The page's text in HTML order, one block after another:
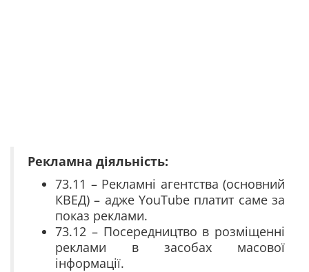
Рекламна діяльність:
73.11 – Рекламні агентства (основний
КВЕД) – адже YouTube платит саме за
показ реклами.
73.12 – Посередництво в розміщенні
реклами в засобах масової
інформації.